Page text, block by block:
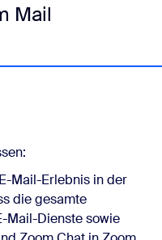
Mail
Mail-Erlebnis in der
die gesamte
Mail-Dienste sowie